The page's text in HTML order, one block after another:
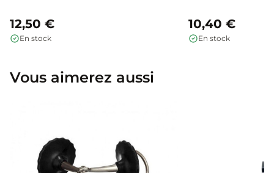
12,50 €
En stock
10,40 €
En stock
Vous aimerez aussi